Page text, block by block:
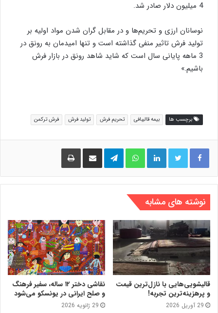
4 میلیون دلار صادر شد.
نوسانان ارزی و تحریم‌ها و در مقابل گران شدن مواد اولیه بر
تولید فرش تاثیر منفی گذاشته است و تنها امیدمان به رونق در
3 ماهه پایانی سال است که شاید شاهد رونق در بازار فرش
باشیم.»
برچسب ها بیمه قالیبافی تحریم فرش تولید فرش فرش ترکمن
لینکدین واتس آپ تلگرام اشتراک گذاری از طریق ایمیل
نوشته های مشابه
قالیشویی‌هایی با نازل‌ترین قیمت
و پرهزینه‌ترین تجربه!
29 آوریل 2026
نقاشی دختر ۱۲ ساله، سفیر فرهنگ
و صلح ایرانی در یونسکو می‌شود
29 ژانویه 2026